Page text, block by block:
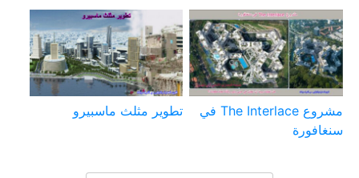
مشروع The Interlace في
سنغافورة
تطوير مثلث ماسبيرو